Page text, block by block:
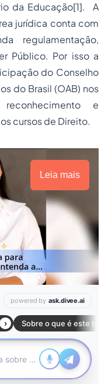
da Educação[1]. A
jurídica conta com
regulamentação,
Público. Por isso a
do Conselho
do Brasil (OAB) nos
e
cursos de Direito.
Leia mais